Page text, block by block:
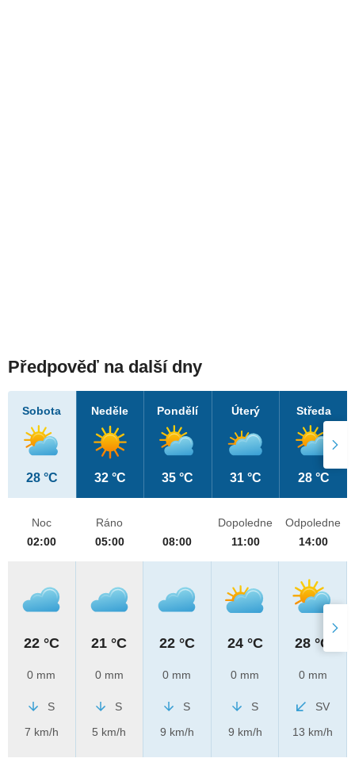
Předpověď na další dny
Sobota
28 °C
Neděle
32 °C
Pondělí
35 °C
Úterý
31 °C
Středa
28 °C
Noc
02:00
22 °C
0 mm
S
7 km/h
Ráno
05:00
21 °C
0 mm
S
5 km/h
08:00
22 °C
0 mm
S
9 km/h
Dopoledne
11:00
24 °C
0 mm
S
9 km/h
Odpoledne
14:00
28 °C
0 mm
SV
13 km/h